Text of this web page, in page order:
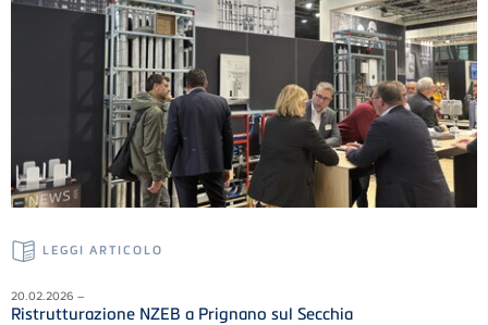
LEGGI ARTICOLO
20.02.2026 –
Ristrutturazione NZEB a Prignano sul Secchia